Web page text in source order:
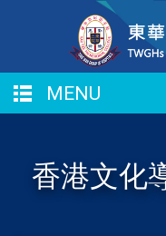
MENU
香港文化